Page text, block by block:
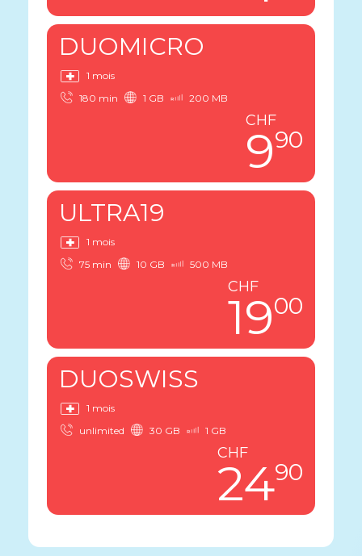
DUOMICRO
1 mois
180 min
1 GB 200 MB
CHF
990
ULTRA19
1 mois
75 min
10 GB 500 MB
CHF
1900
DUOSWISS
1 mois
unlimited
30 GB 1 GB
CHF
2490